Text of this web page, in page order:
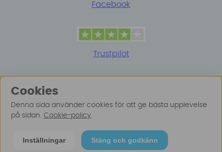
Facebook
Trustpilot
mer här
Cookies
Denna sida använder cookies för att ge bästa upplevelse
på sidan. Cookie-policy.
Inställningar Stäng och godkänn